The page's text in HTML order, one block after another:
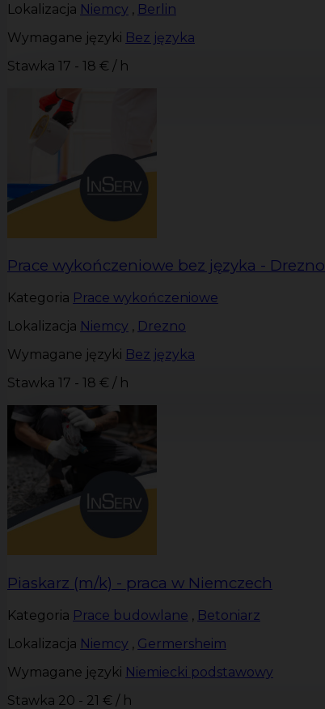
Lokalizacja Niemcy , Berlin
Wymagane języki Bez języka
Stawka 17 - 18 € / h
Prace wykończeniowe bez języka - Drezno
Kategoria Prace wykończeniowe
Lokalizacja Niemcy , Drezno
Wymagane języki Bez języka
Stawka 17 - 18 € / h
Piaskarz (m/k) - praca w Niemczech
Kategoria Prace budowlane , Betoniarz
Lokalizacja Niemcy , Germersheim
Wymagane języki Niemiecki podstawowy
Stawka 20 - 21 € / h